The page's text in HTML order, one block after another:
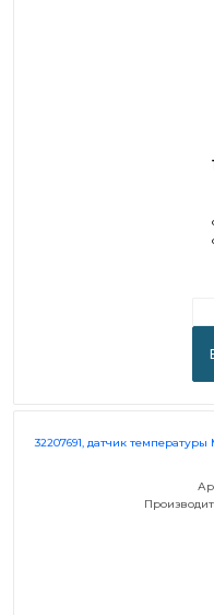
32207691, датчик температуры